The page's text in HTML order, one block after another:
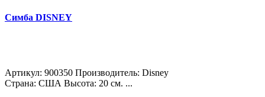
Симба DISNEY
Артикул: 900350 Производитель: Disney
Страна: США Высота: 20 см. ...